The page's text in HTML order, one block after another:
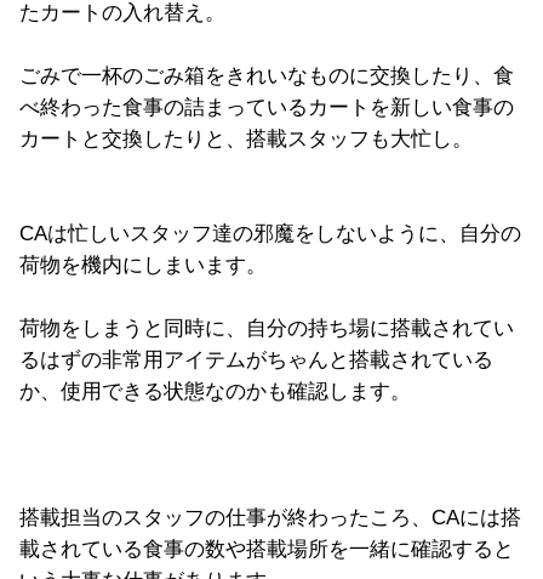
たカートの入れ替え。
ごみで一杯のごみ箱をきれいなものに交換したり、食
べ終わった食事の詰まっているカートを新しい食事の
カートと交換したりと、搭載スタッフも大忙し。
CAは忙しいスタッフ達の邪魔をしないように、自分の
荷物を機内にしまいます。
荷物をしまうと同時に、自分の持ち場に搭載されてい
るはずの非常用アイテムがちゃんと搭載されている
か、使用できる状態なのかも確認します。
搭載担当のスタッフの仕事が終わったころ、CAには搭
載されている食事の数や搭載場所を一緒に確認すると